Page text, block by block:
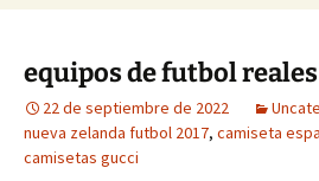
equipos de futbol reales
22 de septiembre de 2022
nueva zelanda futbol 2017, camiseta
camisetas gucci